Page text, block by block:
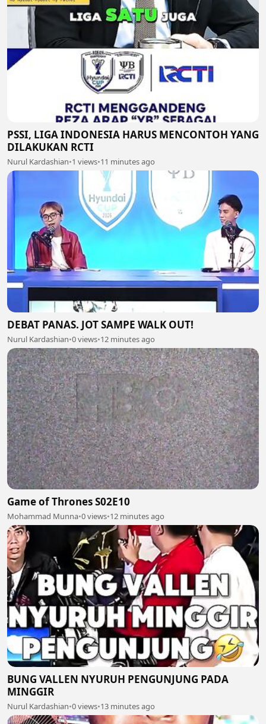
PSSI, LIGA INDONESIA HARUS MENCONTOH YANG
DILAKUKAN RCTI
Nurul Kardashian•1 views•11 minutes ago
DEBAT PANAS. JOT SAMPE WALK OUT!
Nurul Kardashian•0 views•12 minutes ago
Game of Thrones S02E10
Mohammad Munna•0 views•12 minutes ago
BUNG VALLEN NYURUH PENGUNJUNG PADA
MINGGIR
Nurul Kardashian•0 views•13 minutes ago